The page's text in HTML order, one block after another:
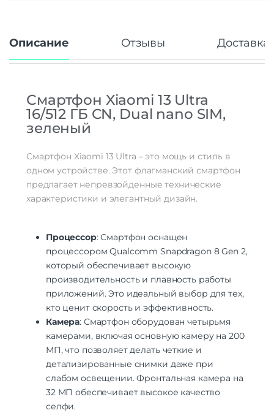
Разрешение
Число пикселей на дюйм
Особенности экрана
сенсорный экран | устойчивое к
царапинам стекло | цветной экран
Стандарт связи/интернет
Количество сим карт
2G | 3G | 4G LTE | 5G
Интернет
Процессор
процессора
количество ядер: 8 | видеопроцессор:
Adreno 740 | частота: 3.2 ГГц | 1×3.2 ГГц
Cortex-X3, 2×2.8 ГГц Cortex-A715, 2×2.8
ГГц Cortex-A710, 3×2.0 ГГц Cortex-A510
Количество тыловых камер
32 МП | 48 МП | 50 МП
Видеосъемка (основн.
8K 24 к/с и 4K 60 к/с
Макс. разрешение видео
Описание Отзывы Доставка
Смартфон Xiaomi 13 Ultra
16/512 ГБ CN, Dual nano SIM,
зеленый
Смартфон Xiaomi 13 Ultra – это мощь и стиль в
одном устройстве. Этот флагманский смартфон
предлагает непревзойденные технические
характеристики и элегантный дизайн.
Процессор: Смартфон оснащен
процессором Qualcomm Snapdragon 8 Gen 2,
который обеспечивает высокую
производительность и плавность работы
приложений. Это идеальный выбор для тех,
кто ценит скорость и эффективность.
Камера: Смартфон оборудован четырьмя
камерами, включая основную камеру на 200
МП, что позволяет делать четкие и
детализированные снимки даже при
слабом освещении. Фронтальная камера на
32 МП обеспечивает высокое качество
селфи.